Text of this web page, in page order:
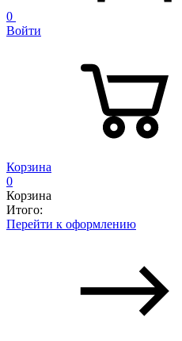
0
Войти
Корзина
0
Корзина
Итого:
Перейти к оформлению